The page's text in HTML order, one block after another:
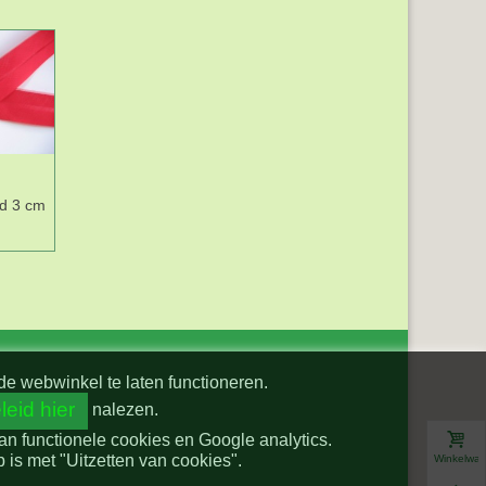
3 cm
webwinkel te laten functioneren.
hier
nalezen.
functionele cookies en Google analytics.
is met "Uitzetten van cookies".